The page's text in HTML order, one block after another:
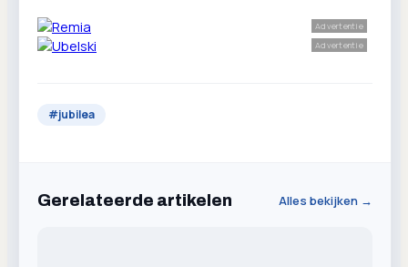
Advertentie
Advertentie
#jubilea
Gerelateerde artikelen Alles bekijken →